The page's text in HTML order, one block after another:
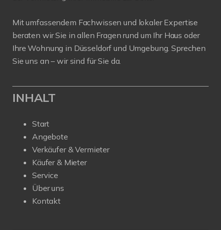
Mit umfassendem Fachwissen und lokaler Expertise
beraten wir Sie in allen Fragen rund um Ihr Haus oder
Ihre Wohnung in Düsseldorf und Umgebung. Sprechen
Sie uns an – wir sind für Sie da.
INHALT
Start
Angebote
Verkäufer & Vermieter
Käufer & Mieter
Service
Über uns
Kontakt